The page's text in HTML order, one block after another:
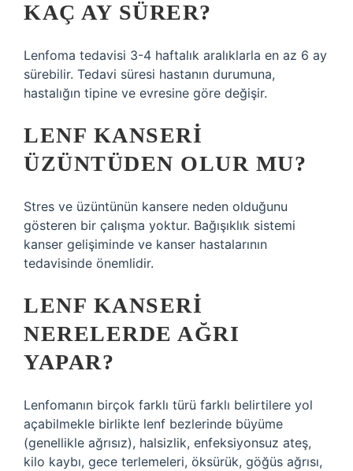
KAÇ AY SÜRER?
Lenfoma tedavisi 3-4 haftalık aralıklarla en az 6 ay
sürebilir. Tedavi süresi hastanın durumuna,
hastalığın tipine ve evresine göre değişir.
LENF KANSERI
ÜZÜNTÜDEN OLUR MU?
Stres ve üzüntünün kansere neden olduğunu
gösteren bir çalışma yoktur. Bağışıklık sistemi
kanser gelişiminde ve kanser hastalarının
tedavisinde önemlidir.
LENF KANSERI
NERELERDE AĞRI
YAPAR?
Lenfomanın birçok farklı türü farklı belirtilere yol
açabilmekle birlikte lenf bezlerinde büyüme
(genellikle ağrısız), halsizlik, enfeksiyonsuz ateş,
kilo kaybı, gece terlemeleri, öksürük, göğüs ağrısı,